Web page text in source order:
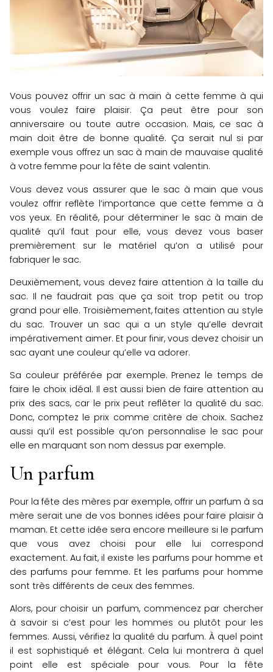
Vous pouvez offrir un sac à main à cette femme à qui
vous voulez faire plaisir. Ça peut être pour son
anniversaire ou toute autre occasion. Mais, ce sac à
main doit être de bonne qualité. Ça serait nul si par
exemple vous offrez un sac à main de mauvaise qualité
à votre femme pour la fête de saint valentin.
Vous devez vous assurer que le sac à main que vous
voulez offrir reflète l’importance que cette femme a à
vos yeux. En réalité, pour déterminer le sac à main de
qualité qu’il faut pour elle, vous devez vous baser
premièrement sur le matériel qu’on a utilisé pour
fabriquer le sac.
Deuxièmement, vous devez faire attention à la taille du
sac. Il ne faudrait pas que ça soit trop petit ou trop
grand pour elle. Troisièmement, faites attention au style
du sac. Trouver un sac qui a un style qu’elle devrait
impérativement aimer. Et pour finir, vous devez choisir un
sac ayant une couleur qu’elle va adorer.
Sa couleur préférée par exemple. Prenez le temps de
faire le choix idéal. Il est aussi bien de faire attention au
prix des sacs, car le prix peut refléter la qualité du sac.
Donc, comptez le prix comme critère de choix. Sachez
aussi qu’il est possible qu’on personnalise le sac pour
elle en marquant son nom dessus par exemple.
Un parfum
Pour la fête des mères par exemple, offrir un parfum à sa
mère serait une de vos bonnes idées pour faire plaisir à
maman. Et cette idée sera encore meilleure si le parfum
que vous avez choisi pour elle lui correspond
exactement. Au fait, il existe les parfums pour homme et
des parfums pour femme. Et les parfums pour homme
sont très différents de ceux des femmes.
Alors, pour choisir un parfum, commencez par chercher
à savoir si c’est pour les hommes ou plutôt pour les
femmes. Aussi, vérifiez la qualité du parfum. À quel point
il est sophistiqué et élégant. Cela lui montrera à quel
point elle est spéciale pour vous. Pour la fête